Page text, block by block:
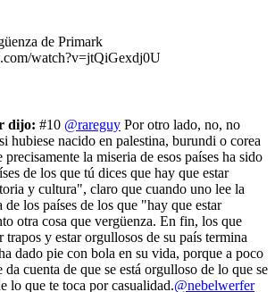
de Primark
watch?v=jtQiGexdj0U
dijo: #10 @rareguy Por otro lado, no, no
hubiese nacido en palestina, burundi o corea
la miseria de esos países ha sido
de los que tú dices que hay que estar
y cultura", claro que cuando uno lee la
los países de los que "hay que estar
otra cosa que vergüenza. En fin, los que
trapos y estar orgullosos de su país termina
dado pie con bola en su vida, porque a poco
da cuenta de que se está orgulloso de lo que se
lo que te toca por casualidad.@nebelwerfer